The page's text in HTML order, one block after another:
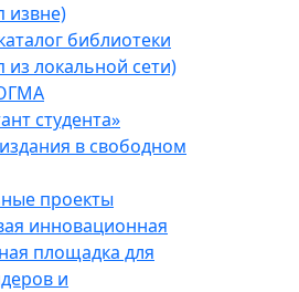
извне)
библиотеки
локальной сети)
студента»
в свободном
проекты
инновационная
площадка для
и